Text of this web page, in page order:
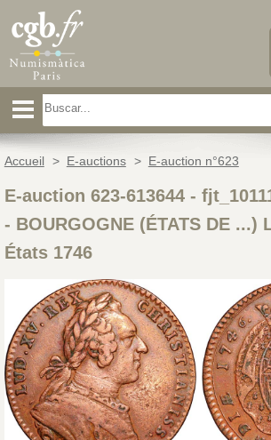
Accueil > E-auctions > E-auction n°623
E-auction 623-613644 -
- BOURGOGNE (ÉTATS DE ...)
États 1746